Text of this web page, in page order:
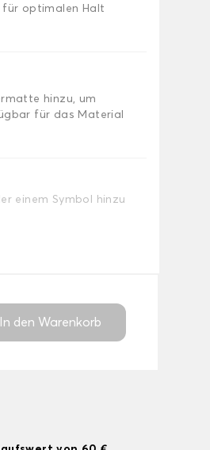
für optimalen Halt
hinzu, um
für das Material
einem Symbol hinzu
In den Warenkorb